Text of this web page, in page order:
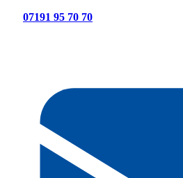
07191 95 70 70